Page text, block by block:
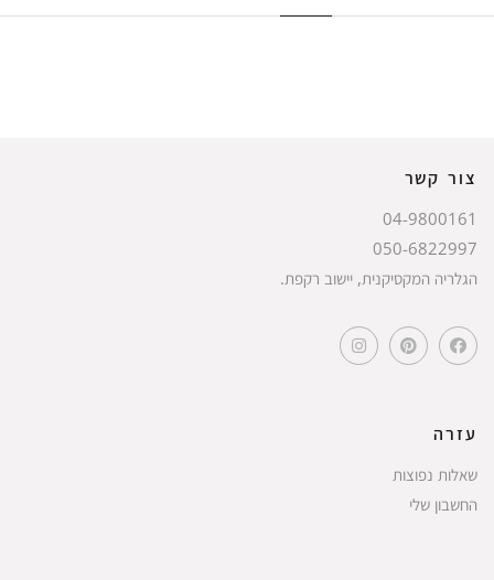
צור קשר
04-9800161
050-6822997
הגלריה המקסיקנית, יישוב רקפת.
עזרה
שאלות נפוצות
החשבון שלי